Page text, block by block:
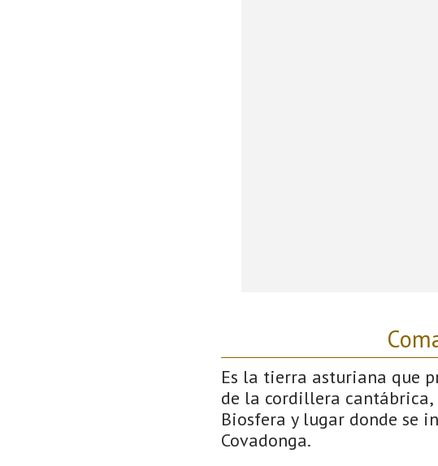
Es la tierra asturiana que
de la cordillera cantábrica,
Biosfera y lugar donde se
Covadonga.